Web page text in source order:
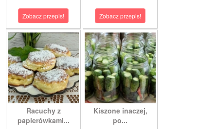
Zobacz przepis! Zobacz przepis!
Racuchy z
papierówkami...
Kiszone inaczej,
po...